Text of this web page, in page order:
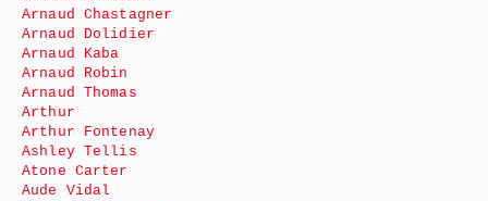
Arnaud Chastagner
Arnaud Dolidier
Arnaud Kaba
Arnaud Robin
Arnaud Thomas
Arthur
Arthur Fontenay
Ashley Tellis
Atone Carter
Aude Vidal